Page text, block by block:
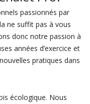
passionnés par
ne suffit pas à vous
donc notre passion à
années d’exercice et
pratiques dans
écologique. Nous